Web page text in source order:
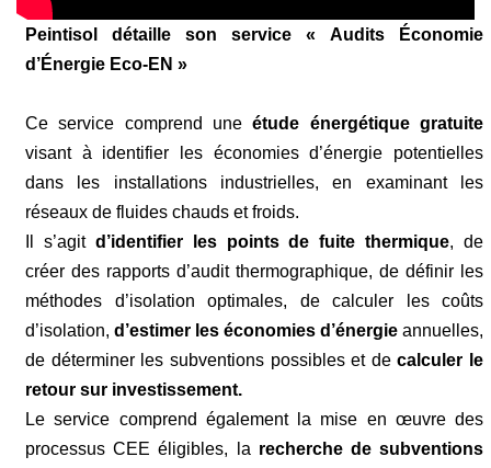
Peintisol détaille son service « Audits Économie
d’Énergie Eco-EN »
Ce service comprend uneétude énergétique gratuite
visant à identifier les économies d’énergie potentielles
dans les installations industrielles, en examinant les
réseaux de fluides chauds et froids.
Il s’agit d’identifier les points de fuite thermique, de
créer des rapports d’audit thermographique, de définir les
méthodes d’isolation optimales, de calculer les coûts
d’isolation, d’estimer les économies d’énergie annuelles,
de déterminer les subventions possibles et decalculer le
retour sur investissement.
Le service comprend également la mise en œuvre des
processus CEE éligibles, la recherche de subventions